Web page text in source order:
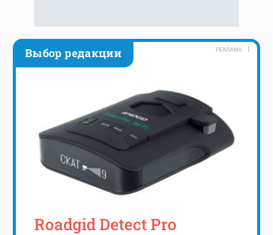
Выбор редакции РЕКЛАМА
Roadgid Detect Pro